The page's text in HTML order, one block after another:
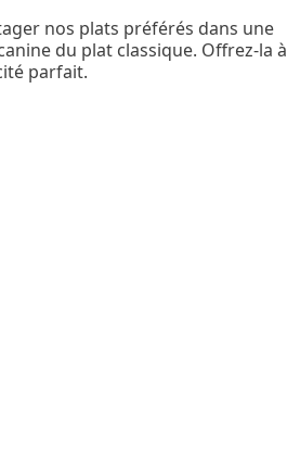
nos plats préférés dans une
du plat classique. Offrez-la à
parfait.